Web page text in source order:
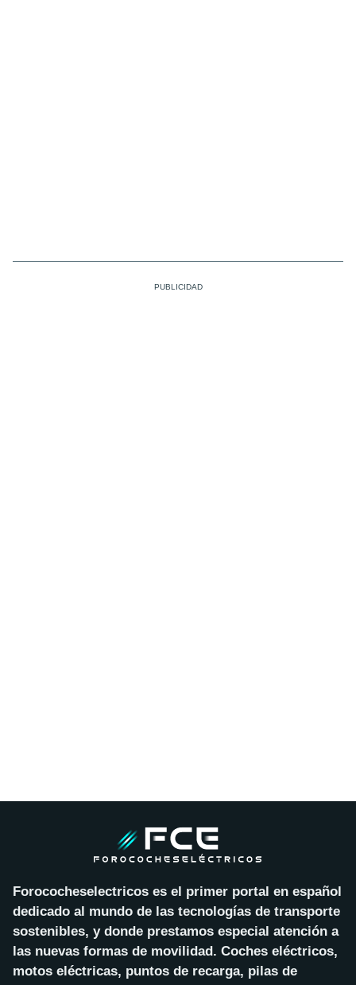
Forococheselectricos es el primer portal en español
dedicado al mundo de las tecnologías de transporte
sostenibles, y donde prestamos especial atención a
las nuevas formas de movilidad. Coches eléctricos,
motos eléctricas, puntos de recarga, pilas de